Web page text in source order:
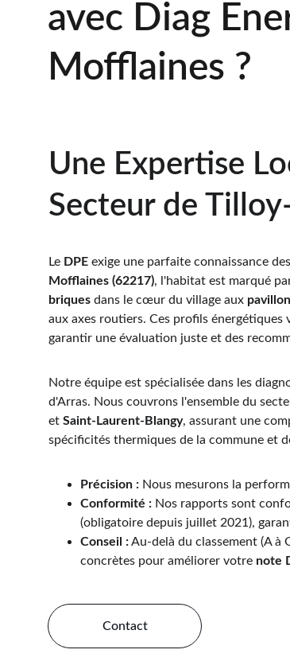
Contact
avec Diag
Mofflaines ?
Une Expertise
Secteur de
Le DPE exige une parfaite connaissance
Mofflaines (62217), l'habitat est marqué
briques dans le cœur du village aux
aux axes routiers. Ces profils
garantir une évaluation juste et des
Notre équipe est spécialisée dans les
d'Arras. Nous couvrons l'ensemble du
et Saint-Laurent-Blangy, assurant une
spécificités thermiques de la commune et
Précision : Nous mesurons la
Conformité : Nos rapports sont
(obligatoire depuis juillet 2021),
Conseil : Au-delà du classement (A à
concrètes pour améliorer votre note